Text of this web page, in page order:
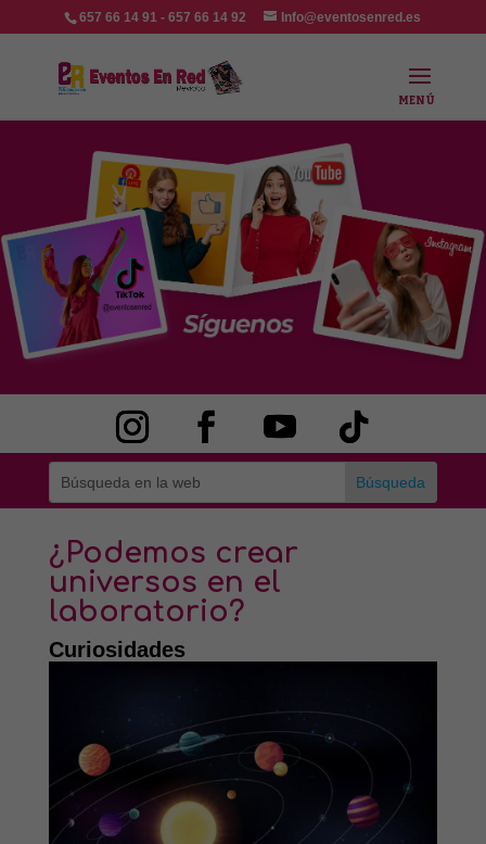
657 66 14 91 - 657 66 14 92 Info@eventosenred.es
¿Podemos crear
universos en el
laboratorio?
Curiosidades